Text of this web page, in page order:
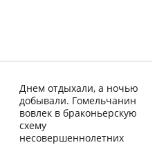
Днем отдыхали, а ночью
добывали. Гомельчанин
вовлек в браконьерскую
схему
несовершеннолетних